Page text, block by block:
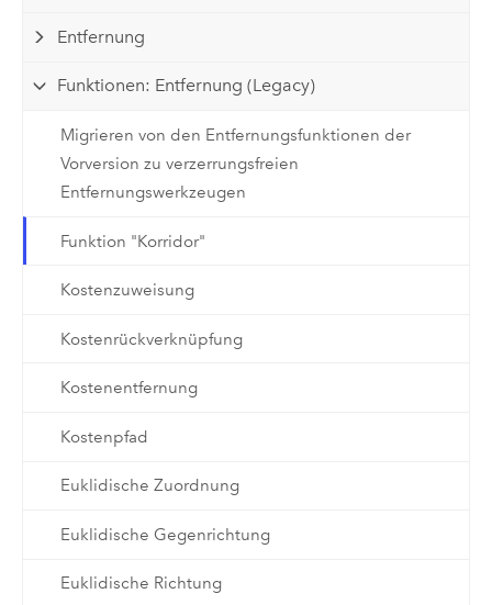
Entfernung
Funktionen: Entfernung (Legacy)
Migrieren von den Entfernungsfunktionen der
Vorversion zu verzerrungsfreien
Entfernungswerkzeugen
Funktion "Korridor"
Kostenzuweisung
Kostenrückverknüpfung
Kostenentfernung
Kostenpfad
Euklidische Zuordnung
Euklidische Gegenrichtung
Euklidische Richtung